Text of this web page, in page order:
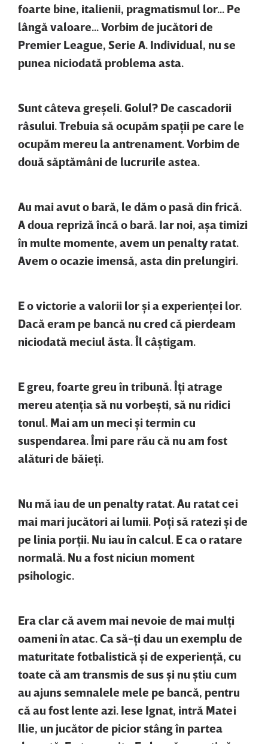
foarte bine, italienii, pragmatismul lor... Pe
lângă valoare... Vorbim de jucători de
Premier League, Serie A. Individual, nu se
punea niciodată problema asta.
Sunt câteva greşeli. Golul? De cascadorii
râsului. Trebuia să ocupăm spaţii pe care le
ocupăm mereu la antrenament. Vorbim de
două săptămâni de lucrurile astea.
Au mai avut o bară, le dăm o pasă din frică.
A doua repriză încă o bară. Iar noi, aşa timizi
în multe momente, avem un penalty ratat.
Avem o ocazie imensă, asta din prelungiri.
E o victorie a valorii lor şi a experienţei lor.
Dacă eram pe bancă nu cred că pierdeam
niciodată meciul ăsta. Îl câştigam.
E greu, foarte greu în tribună. Îţi atrage
mereu atenţia să nu vorbeşti, să nu ridici
tonul. Mai am un meci şi termin cu
suspendarea. Îmi pare rău că nu am fost
alături de băieţi.
Nu mă iau de un penalty ratat. Au ratat cei
mai mari jucători ai lumii. Poţi să ratezi şi de
pe linia porţii. Nu iau în calcul. E ca o ratare
normală. Nu a fost niciun moment
psihologic.
Era clar că avem mai nevoie de mai mulţi
oameni în atac. Ca să-ţi dau un exemplu de
maturitate fotbalistică şi de experienţă, cu
toate că am transmis de sus şi nu ştiu cum
au ajuns semnalele mele pe bancă, pentru
că au fost lente azi. Iese Ignat, intră Matei
Ilie, un jucător de picior stâng în partea